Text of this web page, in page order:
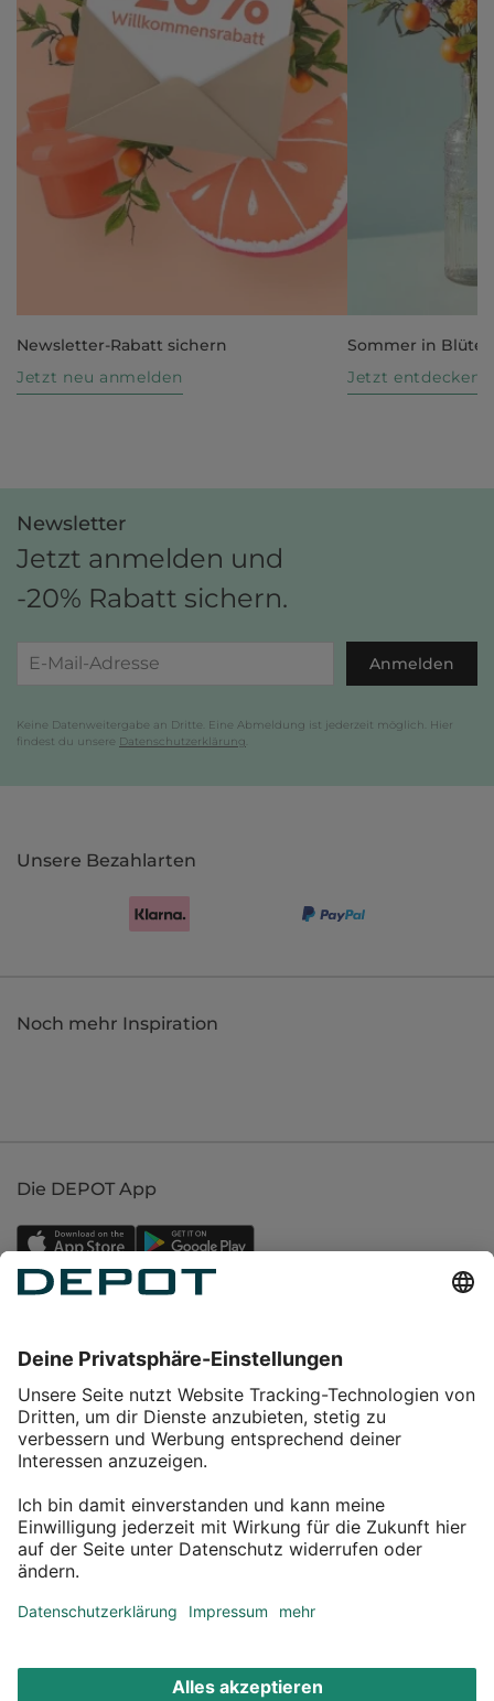
Newsletter-Rabatt sichern
Jetzt neu anmelden
Sommer in Blüte
Jetzt entdecken
Newsletter
Jetzt anmelden und
-20% Rabatt sichern.
Anmelden
Keine Datenweitergabe an Dritte. Eine Abmeldung ist jederzeit möglich. Hier
findest du unsere Datenschutzerklärung
Unsere Bezahlarten
Noch mehr Inspiration
Die DEPOT App
Service
Über DEPOT
Kontakt